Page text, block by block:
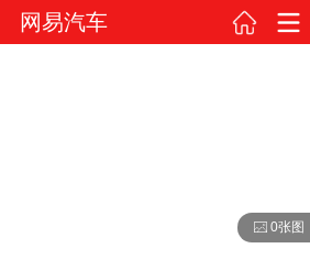
网易汽车
0张图